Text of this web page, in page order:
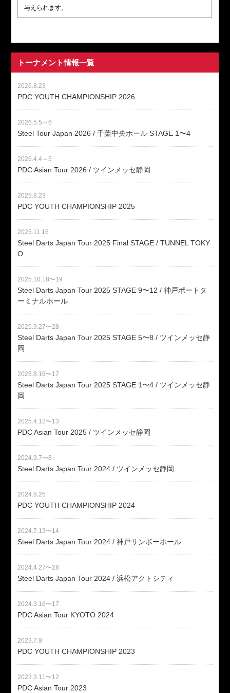
与えられます。
トーナメント情報一覧
2026.8.23
PDC YOUTH CHAMPIONSHIP 2026
2026.5.5～6
Steel Tour Japan 2026 / 千葉中央ホール STAGE 1〜4
2026.4.4～5
PDC Asian Tour 2026 / ツインメッセ静岡
2025.8.23
PDC YOUTH CHAMPIONSHIP 2025
2025.11.16
Steel Darts Japan Tour 2025 Final STAGE / TUNNEL TOKY
O
2025.10.18〜19
Steel Darts Japan Tour 2025 STAGE 9〜12 / 神戸ポートタ
ーミナルホール
2025.9.27〜28
Steel Darts Japan Tour 2025 STAGE 5〜8 / ツインメッセ静
岡
2025.8.16〜17
Steel Darts Japan Tour 2025 STAGE 1〜4 / ツインメッセ静
岡
2025.4.12〜13
PDC Asian Tour 2025 / ツインメッセ静岡
2024.9.7〜8
Steel Darts Japan Tour 2024 / ツインメッセ静岡
2024.8.25
PDC YOUTH CHAMPIONSHIP 2024
2024.7.13〜14
Steel Darts Japan Tour 2024 / 神戸サンボーホール
2024.4.27〜28
Steel Darts Japan Tour 2024 / 浜松アクトシティ
2024.3.16〜17
PDC Asian Tour KYOTO 2024
2023.7.9
PDC YOUTH CHAMPIONSHIP 2023
2023.3.11〜12
PDC Asian Tour 2023